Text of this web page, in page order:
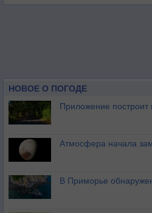
НОВОЕ О ПОГОДЕ
Приложение построит
Атмосфера начала
В Приморье